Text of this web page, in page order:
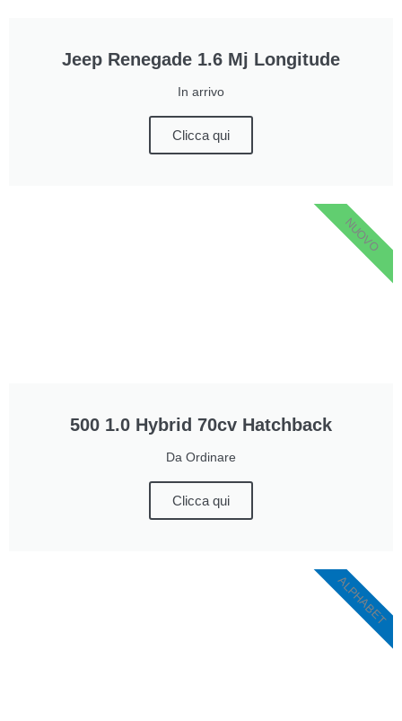
Jeep Renegade 1.6 Mj Longitude
In arrivo
Clicca qui
500 1.0 Hybrid 70cv Hatchback
Da Ordinare
Clicca qui
NUOVO
ALPHABET